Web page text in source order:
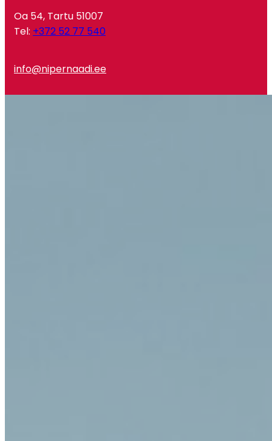
Oa 54, Tartu 51007
Tel: +372 52 77 540
info@nipernaadi.ee